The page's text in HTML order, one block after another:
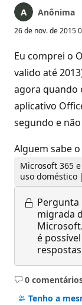
Anônima
26 de nov. de 2015
Eu comprei o
valido até
agora quando
aplicativo
segundo e
Alguem sabe
Microsoft 365
uso doméstico
Pergunta
migrada
é
0
Sem
Tenho a